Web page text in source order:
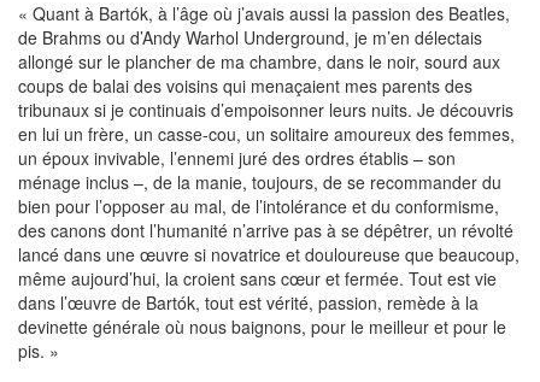
« Quant à Bartók, à l’âge où j’avais aussi la passion des Beatles,
de Brahms ou d’Andy Warhol Underground, je m’en délectais
allongé sur le plancher de ma chambre, dans le noir, sourd aux
coups de balai des voisins qui menaçaient mes parents des
tribunaux si je continuais d’empoisonner leurs nuits. Je découvris
en lui un frère, un casse-cou, un solitaire amoureux des femmes,
un époux invivable, l’ennemi juré des ordres établis – son
ménage inclus –, de la manie, toujours, de se recommander du
bien pour l’opposer au mal, de l’intolérance et du conformisme,
des canons dont l’humanité n’arrive pas à se dépêtrer, un révolté
lancé dans une œuvre si novatrice et douloureuse que beaucoup,
même aujourd’hui, la croient sans cœur et fermée. Tout est vie
dans l’œuvre de Bartók, tout est vérité, passion, remède à la
devinette générale où nous baignons, pour le meilleur et pour le
pis. »